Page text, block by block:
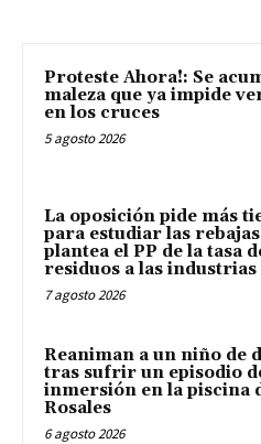
Proteste Ahora!: Se
maleza que ya impide
en los cruces
5 agosto 2026
La oposición pide más
para estudiar las
plantea el PP de la tasa
residuos a las industrias
7 agosto 2026
Reaniman a un niño de
tras sufrir un episodio
inmersión en la piscina
Rosales
6 agosto 2026